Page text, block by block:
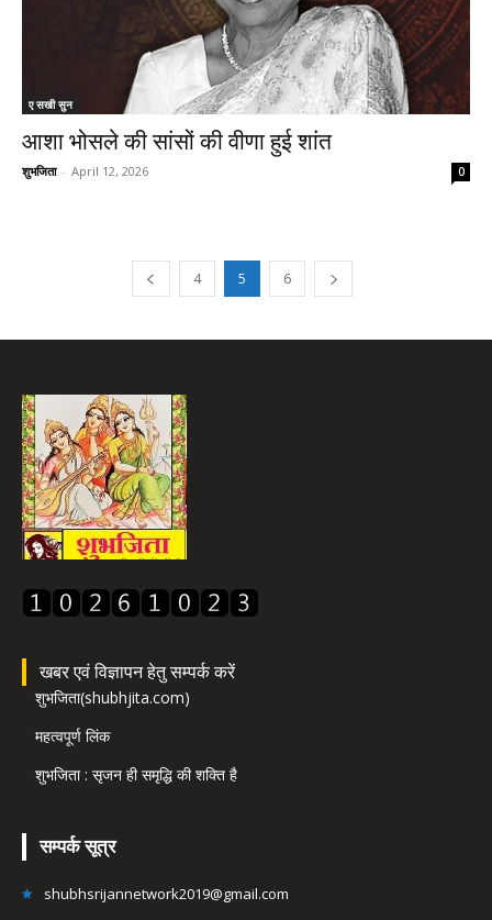
ए सखी सुन
आशा भोसले की सांसों की वीणा हुई शांत
शुभजिता - April 12, 2026 0
4 5 6
खबर एवं विज्ञापन हेतु सम्पर्क करें
शुभजिता(shubhjita.com)
महत्वपूर्ण लिंक
शुभजिता : सृजन ही समृद्धि की शक्ति है
सम्पर्क सूत्र
shubhsrijannetwork2019@gmail.com